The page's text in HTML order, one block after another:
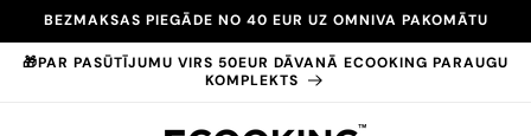
uz
saturu
BEZMAKSAS PIEGĀDE NO 40 EUR UZ OMNIVA PAKOMĀTU
🎁PAR PASŪTĪJUMU VIRS 50EUR DĀVANĀ ECOOKING PARAUGU
KOMPLEKTS